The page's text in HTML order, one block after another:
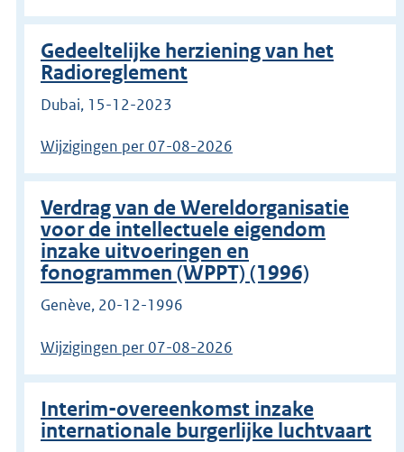
Gedeeltelijke herziening van het
Radioreglement
Dubai, 15-12-2023
Wijzigingen per 07-08-2026
Verdrag van de Wereldorganisatie
voor de intellectuele eigendom
inzake uitvoeringen en
fonogrammen (WPPT) (1996)
Genève, 20-12-1996
Wijzigingen per 07-08-2026
Interim-overeenkomst inzake
internationale burgerlijke luchtvaart